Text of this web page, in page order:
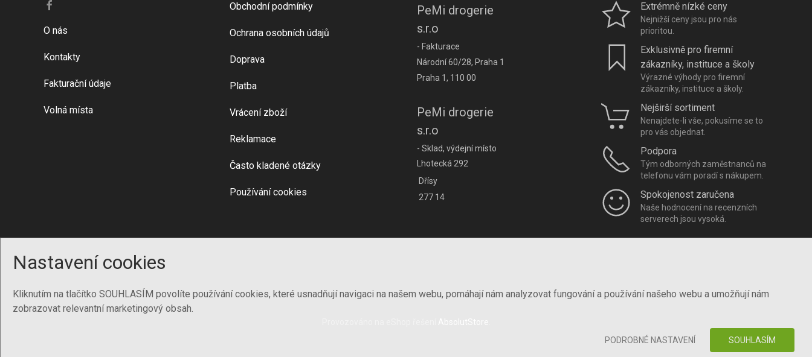
Nastavení cookies
Kliknutím na tlačítko SOUHLASÍM povolíte používání cookies, které usnadňují navigaci na našem webu, pomáhají nám analyzovat fungování a používání našeho webu a umožňují nám
zobrazovat relevantní marketingový obsah.
PODROBNÉ NASTAVENÍ SOUHLASÍM
O nás
Kontakty
Fakturační údaje
Volná místa
Obchodní podmínky
Ochrana osobních údajů
Doprava
Platba
Vrácení zboží
Reklamace
Často kladené otázky
Používání cookies
PeMi drogerie
s.r.o
- Fakturace
Národní 60/28, Praha 1
Praha 1, 110 00
PeMi drogerie
s.r.o
- Sklad, výdejní místo
Lhotecká 292
Dřísy
277 14
Extrémně nízké ceny
Nejnižší ceny jsou pro nás
prioritou.
Exklusivně pro firemní
zákazníky, instituce a školy
Výrazné výhody pro firemní
zákazníky, instituce a školy.
Nejširší sortiment
Nenajdete-li vše, pokusíme se to
pro vás objednat.
Podpora
Tým odborných zaměstnanců na
telefonu vám poradí s nákupem.
Spokojenost zaručena
Naše hodnocení na recenzních
serverech jsou vysoká.